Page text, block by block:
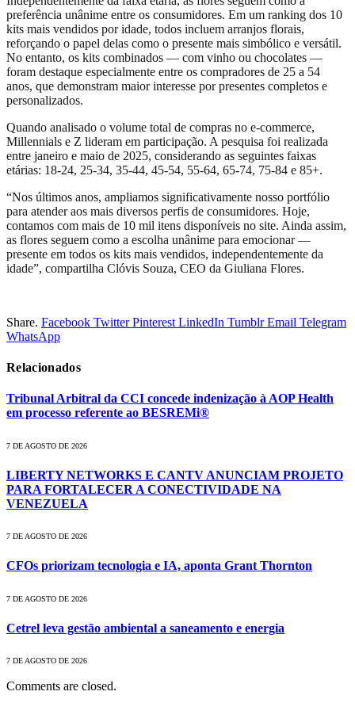
preferência unânime entre os consumidores. Em um ranking dos 10
kits mais vendidos por idade, todos incluem arranjos florais,
reforçando o papel delas como o presente mais simbólico e versátil.
No entanto, os kits combinados — com vinho ou chocolates —
foram destaque especialmente entre os compradores de 25 a 54
anos, que demonstram maior interesse por presentes completos e
personalizados.
Quando analisado o volume total de compras no e-commerce,
Millennials e Z lideram em participação. A pesquisa foi realizada
entre janeiro e maio de 2025, considerando as seguintes faixas
etárias: 18-24, 25-34, 35-44, 45-54, 55-64, 65-74, 75-84 e 85+.
“Nos últimos anos, ampliamos significativamente nosso portfólio
para atender aos mais diversos perfis de consumidores. Hoje,
contamos com mais de 10 mil itens disponíveis no site. Ainda assim,
as flores seguem como a escolha unânime para emocionar —
presente em todos os kits mais vendidos, independentemente da
idade”, compartilha Clóvis Souza, CEO da Giuliana Flores.
Share. Facebook Twitter Pinterest LinkedIn Tumblr Email Telegram
WhatsApp
Relacionados
Tribunal Arbitral da CCI concede indenização à AOP Health
em processo referente ao BESREMi®
7 DE AGOSTO DE 2026
LIBERTY NETWORKS E CANTV ANUNCIAM PROJETO
PARA FORTALECER A CONECTIVIDADE NA
VENEZUELA
7 DE AGOSTO DE 2026
CFOs priorizam tecnologia e IA, aponta Grant Thornton
7 DE AGOSTO DE 2026
Cetrel leva gestão ambiental a saneamento e energia
7 DE AGOSTO DE 2026
Comments are closed.